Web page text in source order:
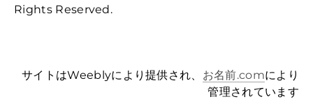
Rights Reserved.
サイトはWeeblyにより提供され、 お名前.comにより
管理されています